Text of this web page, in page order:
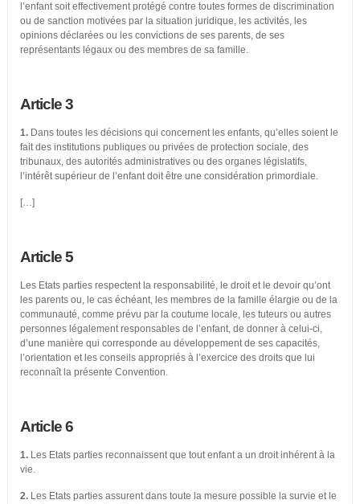
l’enfant soit effectivement protégé contre toutes formes de discrimination
ou de sanction motivées par la situation juridique, les activités, les
opinions déclarées ou les convictions de ses parents, de ses
représentants légaux ou des membres de sa famille.
Article 3
1.Dans toutes les décisions qui concernent les enfants, qu’elles soient le
fait des institutions publiques ou privées de protection sociale, des
tribunaux, des autorités administratives ou des organes législatifs,
l’intérêt supérieur de l’enfant doit être une considération primordiale.
[…]
Article 5
Les Etats parties respectent la responsabilité, le droit et le devoir qu’ont
les parents ou, le cas échéant, les membres de la famille élargie ou de la
communauté, comme prévu par la coutume locale, les tuteurs ou autres
personnes légalement responsables de l’enfant, de donner à celui-ci,
d’une manière qui corresponde au développement de ses capacités,
l’orientation et les conseils appropriés à l’exercice des droits que lui
reconnaît la présente Convention.
Article 6
1.Les Etats parties reconnaissent que tout enfant a un droit inhérent à la
vie.
2.Les Etats parties assurent dans toute la mesure possible la survie et le